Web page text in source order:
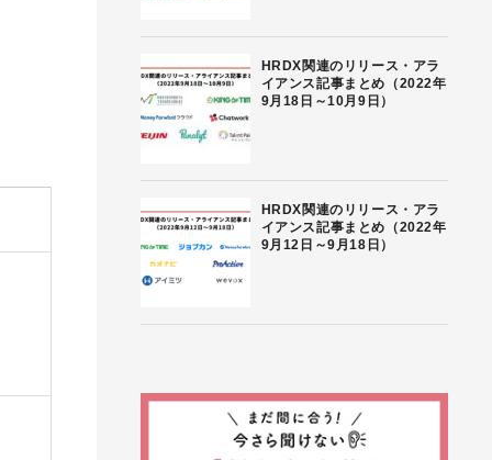
HRDX関連のリリース・アラ
イアンス記事まとめ（2022年
9月18日～10月9日）
HRDX関連のリリース・アラ
イアンス記事まとめ（2022年
9月12日～9月18日）